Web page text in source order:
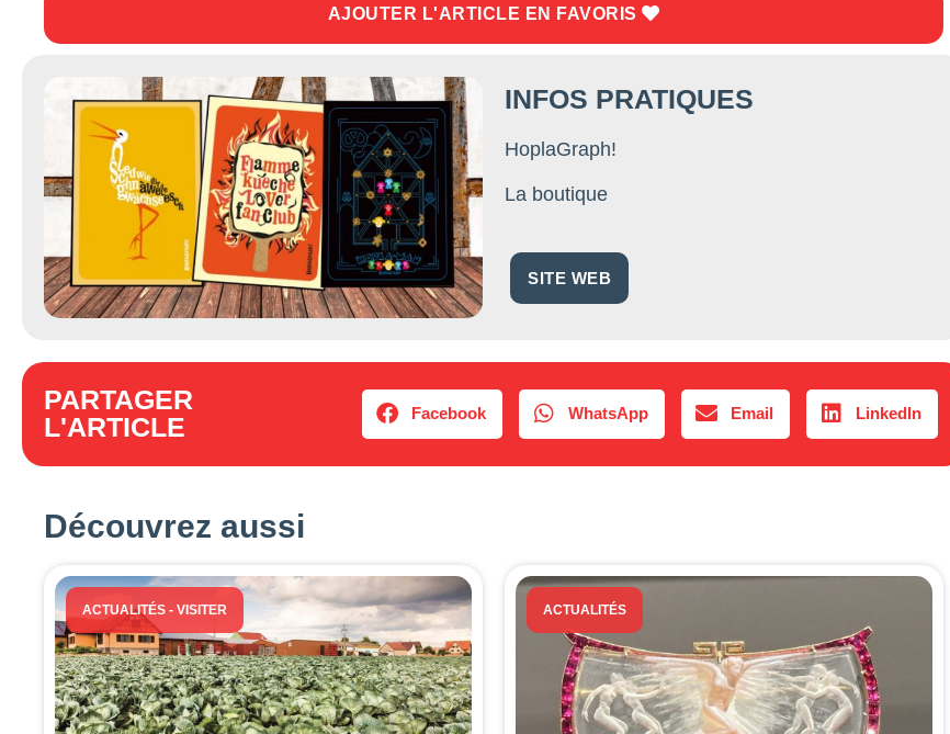
AJOUTER L'ARTICLE EN FAVORIS
INFOS PRATIQUES
HoplaGraph!
La boutique
SITE WEB
PARTAGER
L'ARTICLE
Facebook WhatsApp Email LinkedIn
Découvrez aussi
ACTUALITÉS - VISITER ACTUALITÉS